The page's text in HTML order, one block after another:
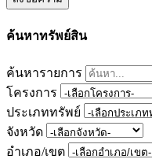
ค้นหาทรัพย์สิน
ค้นหารายการ
โครงการ
ประเภททรัพย์
จังหวัด
อำเภอ/เขต